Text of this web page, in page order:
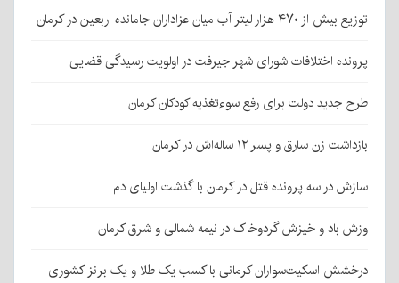
توزیع بیش از ۴۷۰ هزار لیتر آب میان عزاداران جامانده اربعین در کرمان
پرونده اختلافات شورای شهر جیرفت در اولویت رسیدگی قضایی
طرح جدید دولت برای رفع سوءتغذیه کودکان کرمان
بازداشت زن سارق و پسر ۱۲ ساله‌اش در کرمان
سازش در سه پرونده قتل در کرمان با گذشت اولیای دم
وزش باد و خیزش گردوخاک در نیمه شمالی و شرق کرمان
درخشش اسکیت‌سواران کرمانی با کسب یک طلا و یک برنز کشوری